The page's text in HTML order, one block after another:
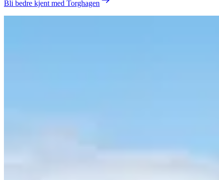
Bli bedre kjent med Torghagen